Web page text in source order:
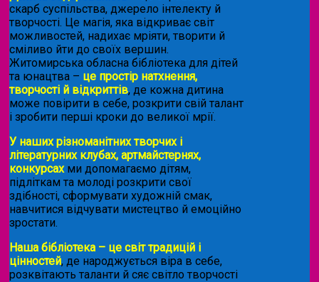
скарб суспільства, джерело інтелекту й
творчості. Це магія, яка відкриває світ
можливостей, надихає мріяти, творити й
сміливо йти до своїх вершин.
Житомирська обласна бібліотека для дітей
та юнацтва – це простір натхнення,
творчості й відкриттів, де кожна дитина
може повірити в себе, розкрити свій талант
і зробити перші кроки до великої мрії.
У наших різноманітних творчих і
літературних клубах, артмайстернях,
конкурсахми допомагаємо дітям,
підліткам та молоді розкрити свої
здібності, сформувати художній смак,
навчитися відчувати мистецтво й емоційно
зростати.
Наша бібліотека – це світ традицій і
цінностей, де народжується віра в себе,
розквітають таланти й сяє світло творчості